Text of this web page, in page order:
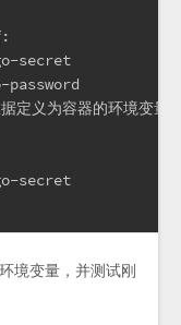
secret
password
义为容器的环境变量
secret
境变量，并测试刚